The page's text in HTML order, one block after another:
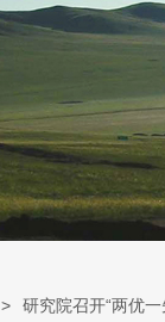
研究院召开“两优一